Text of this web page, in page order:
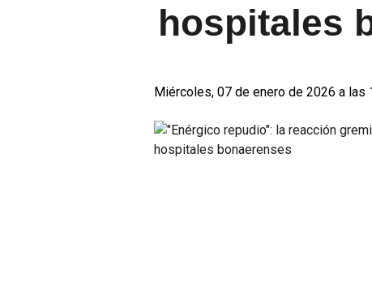
hospitales
Miércoles, 07 de enero de 2026 a las